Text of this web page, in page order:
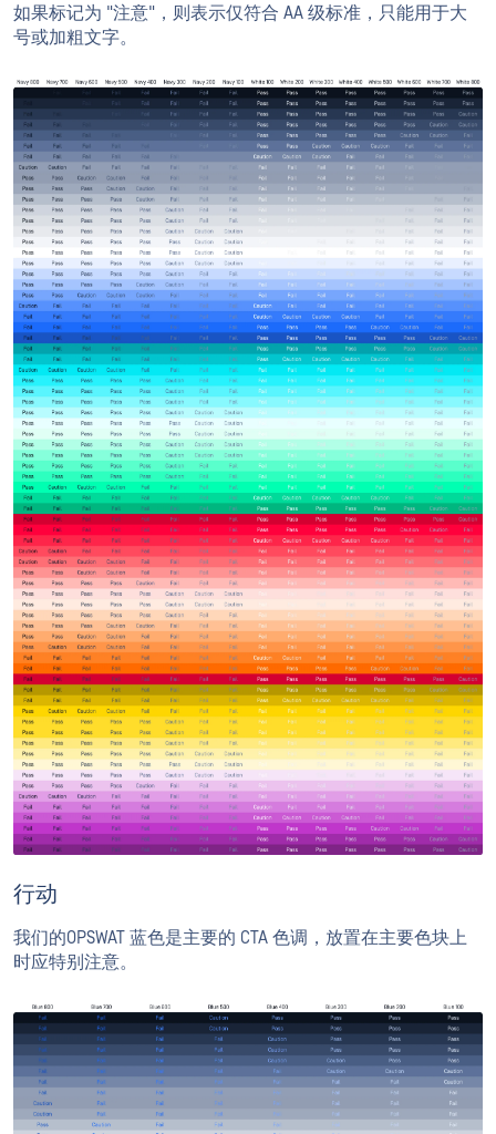
如果标记为 "注意"，则表示仅符合 AA 级标准，只能用于大
号或加粗文字。
行动
我们的OPSWAT 蓝色是主要的 CTA 色调，放置在主要色块上
时应特别注意。